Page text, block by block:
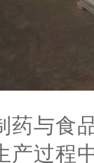
药与食
产过程